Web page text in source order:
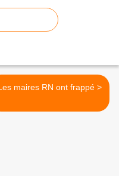
Les maires RN ont frappé >